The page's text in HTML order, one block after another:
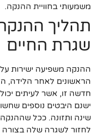
משמעותי בחוויית ההנקה.
תהליך
שגרת החיים
ההנקה משפיעה ישירות
הראשונים לאחר הלידה,
חדשה זו, אשר לעיתים
ישנם היבטים נוספים
שינה ותזונה. ככל
לחזור לשגרה שלה בצורה